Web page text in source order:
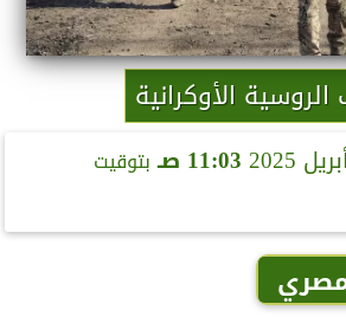
الروسية الأوكرانية
11:03 صـ
بتوقيت